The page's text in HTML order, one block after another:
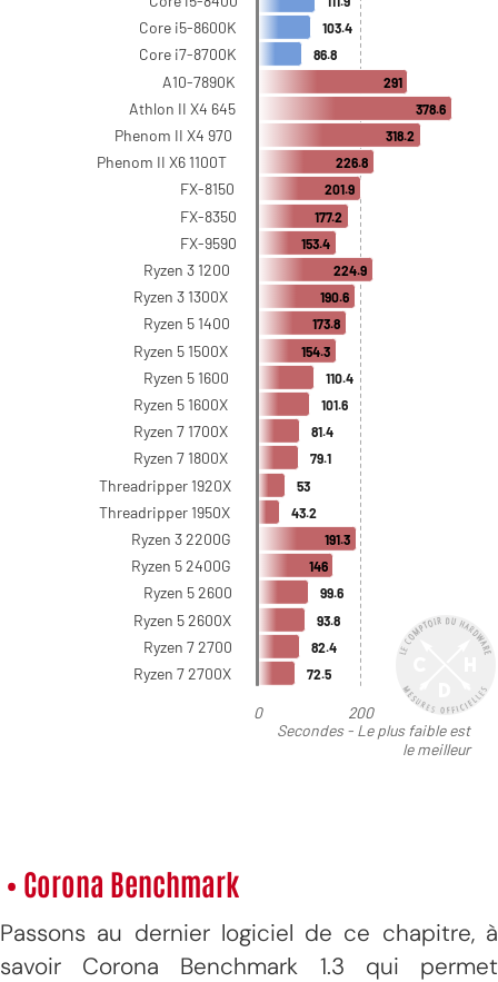
• Corona Benchmark
Passons au dernier logiciel de ce chapitre, à
savoir Corona Benchmark 1.3 qui permet